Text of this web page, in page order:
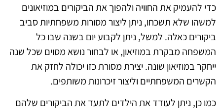
כדי להעמיק את החוויה ולהפוך את הביקורים במוזיאונים
למשהו שלא תשכחו, ניתן ליצור מסורות משפחתיות סביב
ביקורים כאלה. למשל, ניתן לקבוע יום בשנה שבו כל
המשפחה מבקרת במוזיאון, או לבחור נושא מסוים שכל שנה
ייחקר במוזיאון שונה. יצירת מסורת כזו יכולה לחזק את
הקשרים המשפחתיים וליצור זיכרונות משותפים.
כמו כן, ניתן לעודד את הילדים לתעד את הביקורים שלהם